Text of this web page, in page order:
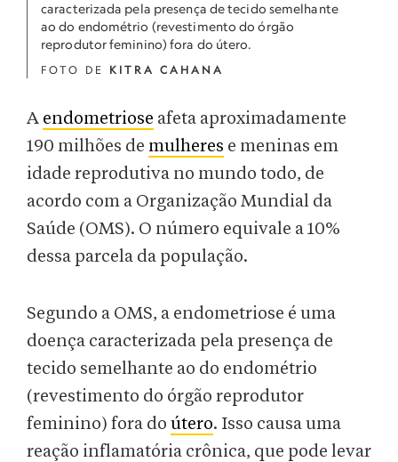
caracterizada pela presença de tecido semelhante
ao do endométrio (revestimento do órgão
reprodutor feminino) fora do útero.
FOTO DE KITRA CAHANA
A endometriose afeta aproximadamente
190 milhões de mulheres e meninas em
idade reprodutiva no mundo todo, de
acordo com a Organização Mundial da
Saúde (OMS). O número equivale a 10%
dessa parcela da população.
Segundo a OMS, a endometriose é uma
doença caracterizada pela presença de
tecido semelhante ao do endométrio
(revestimento do órgão reprodutor
feminino) fora do útero. Isso causa uma
reação inflamatória crônica, que pode levar